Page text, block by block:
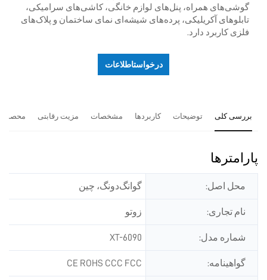
گوشی‌های همراه، پنل‌های لوازم خانگی، کاشی‌های سرامیکی،
تابلوهای آکریلیکی، پرده‌های شیشه‌ای نمای ساختمان و پلاک‌های
فلزی کاربرد دارد.
درخواستاطلاعات
بررسی کلی توضیحات کاربردها مشخصات مزیت رقابتی
پارامترها
محل اصل: گوانگ‌دونگ، چین
نام تجاری: زوتو
شماره مدل: XT-6090
گواهینامه: CE ROHS CCC FCC